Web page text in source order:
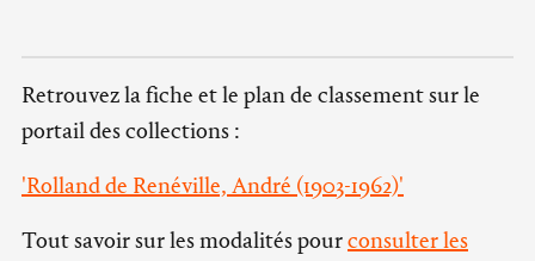
Retrouvez la fiche et le plan de classement sur le
portail des collections :
'Rolland de Renéville, André (1903-1962)'
Tout savoir sur les modalités pourconsulter les